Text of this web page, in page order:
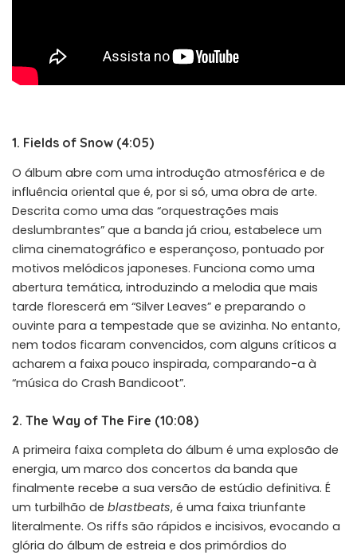
1. Fields of Snow (4:05)
O álbum abre com uma introdução atmosférica e de
influência oriental que é, por si só, uma obra de arte.
Descrita como uma das “orquestrações mais
deslumbrantes” que a banda já criou, estabelece um
clima cinematográfico e esperançoso, pontuado por
motivos melódicos japoneses. Funciona como uma
abertura temática, introduzindo a melodia que mais
tarde florescerá em “Silver Leaves” e preparando o
ouvinte para a tempestade que se avizinha. No entanto,
nem todos ficaram convencidos, com alguns críticos a
acharem a faixa pouco inspirada, comparando-a à
“música do Crash Bandicoot”.
2. The Way of The Fire (10:08)
A primeira faixa completa do álbum é uma explosão de
energia, um marco dos concertos da banda que
finalmente recebe a sua versão de estúdio definitiva. É
um turbilhão de blastbeats, é uma faixa triunfante
literalmente. Os riffs são rápidos e incisivos, evocando a
glória do álbum de estreia e dos primórdios do